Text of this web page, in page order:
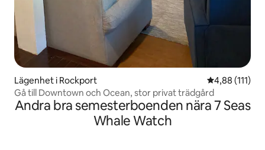
Lägenhet i Rockport 4,88 av 5 i
4,88 (111)
Gå till Downtown och Ocean, stor privat trädgård
Andra bra semesterboenden nära 7 Seas
Whale Watch